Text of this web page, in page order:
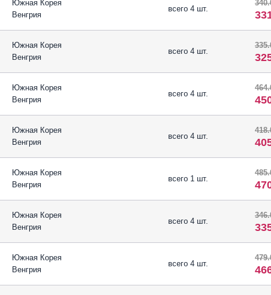
Южная Корея
Венгрия
всего 4 шт.
Южная Корея
Венгрия
всего 4 шт.
Южная Корея
Венгрия
всего 4 шт.
Южная Корея
Венгрия
всего 4 шт.
Южная Корея
Венгрия
всего 1 шт.
Южная Корея
Венгрия
всего 4 шт.
Южная Корея
Венгрия
всего 4 шт.